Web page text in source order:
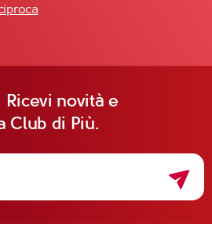
Ricevi novità e
Club di Più.